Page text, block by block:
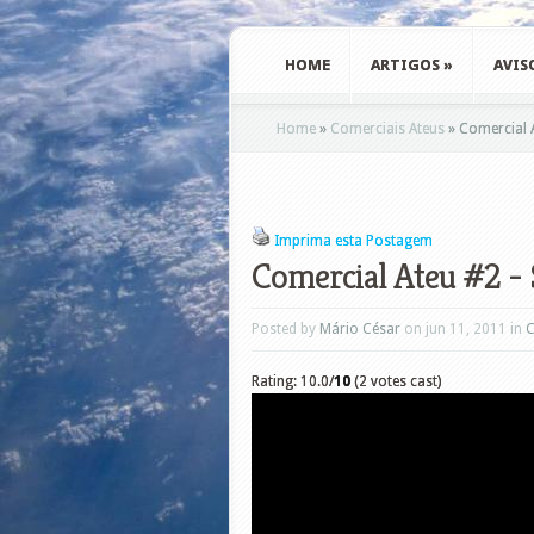
HOME ARTIGOS »
Home » Comerciais Ateus » Comercial
Imprima esta Postagem
Comercial Ateu #2 -
Posted by Mário César on jun 11, 2011 in
Rating: 10.0/10 (2 votes cast)